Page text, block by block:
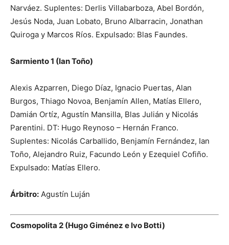
Narváez. Suplentes: Derlis Villabarboza, Abel Bordón,
Jesús Noda, Juan Lobato, Bruno Albarracin, Jonathan
Quiroga y Marcos Ríos. Expulsado: Blas Faundes.
Sarmiento 1 (Ian Toño)
Alexis Azparren, Diego Díaz, Ignacio Puertas, Alan
Burgos, Thiago Novoa, Benjamín Allen, Matías Ellero,
Damián Ortíz, Agustín Mansilla, Blas Julián y Nicolás
Parentini. DT: Hugo Reynoso – Hernán Franco.
Suplentes: Nicolás Carballido, Benjamín Fernández, Ian
Toño, Alejandro Ruiz, Facundo León y Ezequiel Cofiño.
Expulsado: Matías Ellero.
Árbitro: Agustín Luján
Cosmopolita 2 (Hugo Giménez e Ivo Botti)